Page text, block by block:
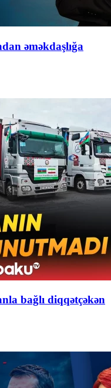
əməkdaşlığa
bağlı diqqətçəkən